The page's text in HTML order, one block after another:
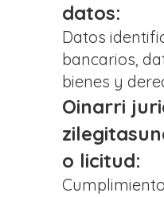
datos:
Datos
bancarios,
bienes y
Oinarri
o licitud: